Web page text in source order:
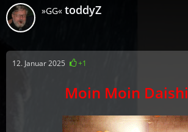
»GG« toddyZ
12. Januar 2025 +1
Moin Moin Daishi